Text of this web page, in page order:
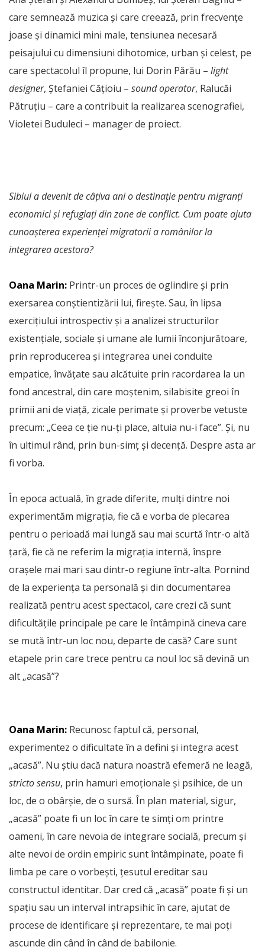
care semnează muzica și care creează, prin frecvențe
joase și dinamici mini male, tensiunea necesară
peisajului cu dimensiuni dihotomice, urban și celest, pe
care spectacolul îl propune, lui Dorin Părău – light
designer, Ștefaniei Cățioiu – sound operator, Ralucăi
Pătruțiu – care a contribuit la realizarea scenografiei,
Violetei Buduleci – manager de proiect.
Sibiul a devenit de câțiva ani o destinație pentru migranți
economici și refugiați din zone de conflict. Cum poate ajuta
cunoașterea experienței migratorii a românilor la
integrarea acestora?
Oana Marin: Printr-un proces de oglindire și prin
exersarea conștientizării lui, firește. Sau, în lipsa
exercițiului introspectiv și a analizei structurilor
existențiale, sociale și umane ale lumii înconjurătoare,
prin reproducerea și integrarea unei conduite
empatice, învățate sau alcătuite prin racordarea la un
fond ancestral, din care moștenim, silabisite greoi în
primii ani de viață, zicale perimate și proverbe vetuste
precum: „Ceea ce ție nu-ți place, altuia nu-i face”. Și, nu
în ultimul rând, prin bun-simț și decență. Despre asta ar
fi vorba.
În epoca actuală, în grade diferite, mulți dintre noi
experimentăm migrația, fie că e vorba de plecarea
pentru o perioadă mai lungă sau mai scurtă într-o altă
țară, fie că ne referim la migrația internă, înspre
orașele mai mari sau dintr-o regiune într-alta. Pornind
de la experiența ta personală și din documentarea
realizată pentru acest spectacol, care crezi că sunt
dificultățile principale pe care le întâmpină cineva care
se mută într-un loc nou, departe de casă? Care sunt
etapele prin care trece pentru ca noul loc să devină un
alt „acasă”?
Oana Marin: Recunosc faptul că, personal,
experimentez o dificultate în a defini și integra acest
„acasă”. Nu știu dacă natura noastră efemeră ne leagă,
stricto sensu, prin hamuri emoționale și psihice, de un
loc, de o obârșie, de o sursă. În plan material, sigur,
„acasă” poate fi un loc în care te simți om printre
oameni, în care nevoia de integrare socială, precum și
alte nevoi de ordin empiric sunt întâmpinate, poate fi
limba pe care o vorbești, țesutul ereditar sau
constructul identitar. Dar cred că „acasă” poate fi și un
spațiu sau un interval intrapsihic în care, ajutat de
procese de identificare și reprezentare, te mai poți
ascunde din când în când de babilonie.